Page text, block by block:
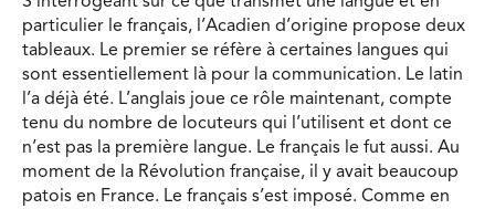
particulier le français, l’Acadien d’origine propose deux
tableaux. Le premier se réfère à certaines langues qui
sont essentiellement là pour la communication. Le latin
l’a déjà été. L’anglais joue ce rôle maintenant, compte
tenu du nombre de locuteurs qui l’utilisent et dont ce
n’est pas la première langue. Le français le fut aussi. Au
moment de la Révolution française, il y avait beaucoup
patois en France. Le français s’est imposé. Comme en